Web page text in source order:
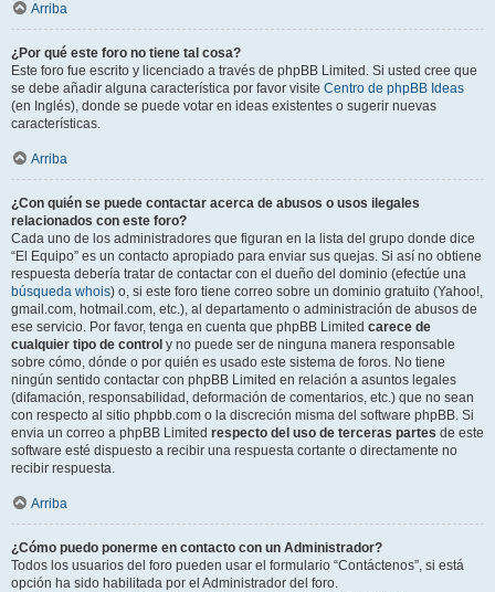
Arriba
¿Por qué este foro no tiene tal cosa?
Este foro fue escrito y licenciado a través de phpBB Limited. Si usted cree que
se debe añadir alguna característica por favor visite Centro de phpBB Ideas
(en Inglés), donde se puede votar en ideas existentes o sugerir nuevas
características.
Arriba
¿Con quién se puede contactar acerca de abusos o usos ilegales
relacionados con este foro?
Cada uno de los administradores que figuran en la lista del grupo donde dice
“El Equipo” es un contacto apropiado para enviar sus quejas. Si así no obtiene
respuesta debería tratar de contactar con el dueño del dominio (efectúe una
búsqueda whois) o, si este foro tiene correo sobre un dominio gratuito (Yahoo!,
gmail.com, hotmail.com, etc.), al departamento o administración de abusos de
ese servicio. Por favor, tenga en cuenta que phpBB Limited carece de
cualquier tipo de control y no puede ser de ninguna manera responsable
sobre cómo, dónde o por quién es usado este sistema de foros. No tiene
ningún sentido contactar con phpBB Limited en relación a asuntos legales
(difamación, responsabilidad, deformación de comentarios, etc.) que no sean
con respecto al sitio phpbb.com o la discreción misma del software phpBB. Si
envia un correo a phpBB Limited respecto del uso de terceras partes de este
software esté dispuesto a recibir una respuesta cortante o directamente no
recibir respuesta.
Arriba
¿Cómo puedo ponerme en contacto con un Administrador?
Todos los usuarios del foro pueden usar el formulario “Contáctenos”, si está
opción ha sido habilitada por el Administrador del foro.